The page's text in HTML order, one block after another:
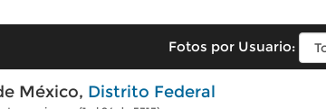
Fotos por Usuario:
México, Distrito Federal